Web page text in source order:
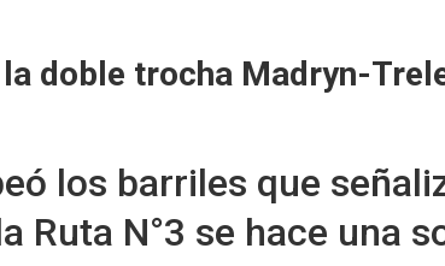
doble trocha Madryn-
los barriles que
Ruta N°3 se hace una